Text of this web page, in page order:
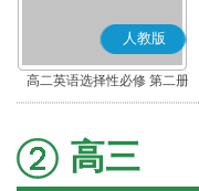
人教版
高二英语选择性必修 第二册
高三